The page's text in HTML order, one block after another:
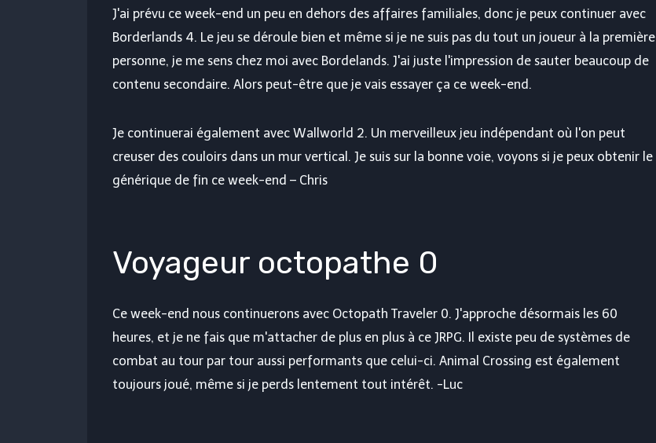
J'ai prévu ce week-end un peu en dehors des affaires familiales, donc je peux continuer avec
Borderlands 4. Le jeu se déroule bien et même si je ne suis pas du tout un joueur à la première
personne, je me sens chez moi avec Bordelands. J'ai juste l'impression de sauter beaucoup de
contenu secondaire. Alors peut-être que je vais essayer ça ce week-end.
Je continuerai également avec Wallworld 2. Un merveilleux jeu indépendant où l'on peut
creuser des couloirs dans un mur vertical. Je suis sur la bonne voie, voyons si je peux obtenir le
générique de fin ce week-end – Chris
Voyageur octopathe 0
Ce week-end nous continuerons avec Octopath Traveler 0. J'approche désormais les 60
heures, et je ne fais que m'attacher de plus en plus à ce JRPG. Il existe peu de systèmes de
combat au tour par tour aussi performants que celui-ci. Animal Crossing est également
toujours joué, même si je perds lentement tout intérêt. -Luc